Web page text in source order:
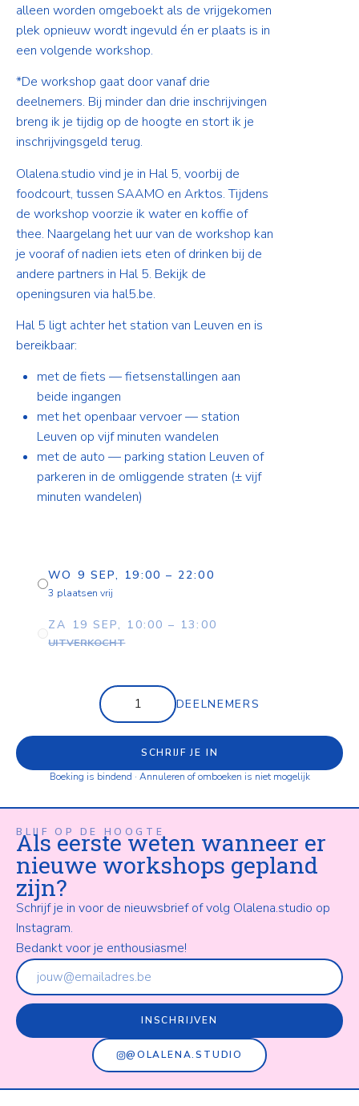
alleen worden omgeboekt als de vrijgekomen
plek opnieuw wordt ingevuld én er plaats is in
een volgende workshop.
*De workshop gaat door vanaf drie
deelnemers. Bij minder dan drie inschrijvingen
breng ik je tijdig op de hoogte en stort ik je
inschrijvingsgeld terug.
Olalena.studio vind je in Hal 5, voorbij de
foodcourt, tussen SAAMO en Arktos. Tijdens
de workshop voorzie ik water en koffie of
thee. Naargelang het uur van de workshop kan
je vooraf of nadien iets eten of drinken bij de
andere partners in Hal 5. Bekijk de
openingsuren via hal5.be.
Hal 5 ligt achter het station van Leuven en is
bereikbaar:
met de fiets — fietsenstallingen aan
beide ingangen
met het openbaar vervoer — station
Leuven op vijf minuten wandelen
met de auto — parking station Leuven of
parkeren in de omliggende straten (± vijf
minuten wandelen)
WO 9 SEP, 19:00 – 22:00
3 plaatsen vrij
ZA 19 SEP, 10:00 – 13:00
UITVERKOCHT
SCHRIJF JE IN
Boeking is bindend · Annuleren of omboeken is niet mogelijk
BLIJF OP DE HOOGTE
Als eerste weten wanneer er
nieuwe workshops gepland
zijn?
Schrijf je in voor de nieuwsbrief of volg Olalena.studio op
Instagram.
Bedankt voor je enthousiasme!
INSCHRIJVEN
@OLALENA.STUDIO